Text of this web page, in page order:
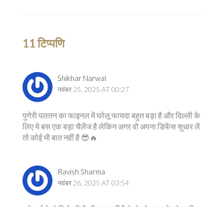
11 टिप्पणि
Shikhar Narwal
नवंबर 25, 2025 AT 00:27
पुणेरी पलतन का फाइनल में घरेलू फायदा बहुत बड़ा है और दिल्ली के
लिए ये बस एक बड़ा चैलेंज है लेकिन अगर वो अपना डिफेंस सुधार लें
तो कोई भी बात नहीं है 😎🔥
Ravish Sharma
नवंबर 26, 2025 AT 03:54